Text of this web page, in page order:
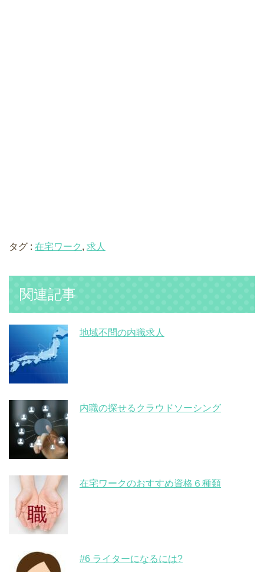
タグ : 在宅ワーク , 求人
関連記事
地域不問の内職求人
内職の探せるクラウドソーシング
在宅ワークのおすすめ資格６種類
#6 ライターになるには?